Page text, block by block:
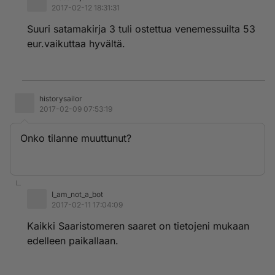
2017-02-12 18:31:31
Suuri satamakirja 3 tuli ostettua venemessuilta 53
eur.vaikuttaa hyvältä.
historysailor
2017-02-09 07:53:19
Onko tilanne muuttunut?
I_am_not_a_bot
2017-02-11 17:04:09
Kaikki Saaristomeren saaret on tietojeni mukaan
edelleen paikallaan.